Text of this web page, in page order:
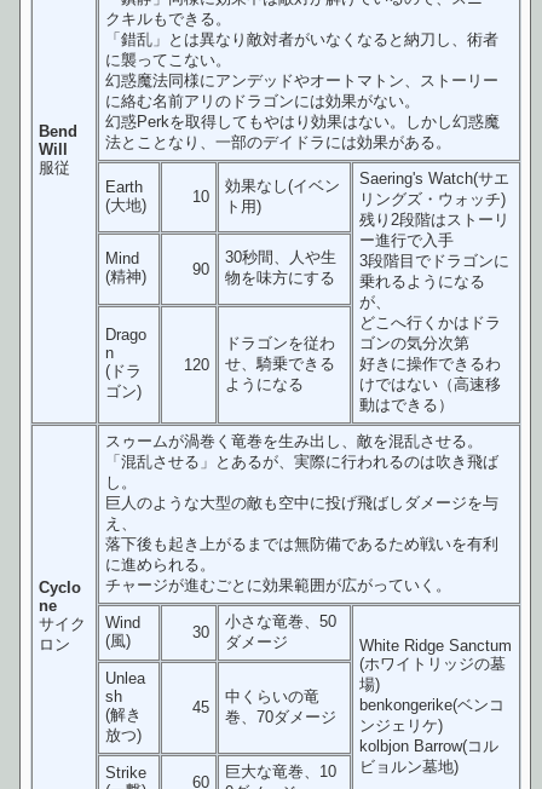
Bend
Will
服従
クキルもできる。
「錯乱」とは異なり敵対者がいなくなると納刀し、術者
に襲ってこない。
幻惑魔法同様にアンデッドやオートマトン、ストーリー
に絡む名前アリのドラゴンには効果がない。
幻惑Perkを取得してもやはり効果はない。しかし幻惑魔
法とことなり、一部のデイドラには効果がある。
Earth
(大地)
10
効果なし(イベン
ト用)
Saering's Watch(サエ
リングズ・ウォッチ)
残り2段階はストーリ
ー進行で入手
3段階目でドラゴンに
乗れるようになる
が、
どこへ行くかはドラ
ゴンの気分次第
好きに操作できるわ
けではない（高速移
動はできる）
Mind
(精神)
90
30秒間、人や生
物を味方にする
Drago
n
(ドラ
ゴン)
120
ドラゴンを従わ
せ、騎乗できる
ようになる
Cyclo
ne
サイク
ロン
スゥームが渦巻く竜巻を生み出し、敵を混乱させる。
「混乱させる」とあるが、実際に行われるのは吹き飛ば
し。
巨人のような大型の敵も空中に投げ飛ばしダメージを与
え、
落下後も起き上がるまでは無防備であるため戦いを有利
に進められる。
チャージが進むごとに効果範囲が広がっていく。
Wind
(風)
30
小さな竜巻、50
ダメージ
White Ridge Sanctum
(ホワイトリッジの墓
場)
benkongerike(ベンコ
ンジェリケ)
kolbjon Barrow(コル
ビョルン墓地)
Unlea
sh
(解き
放つ)
45
中くらいの竜
巻、70ダメージ
Strike
60
巨大な竜巻、10